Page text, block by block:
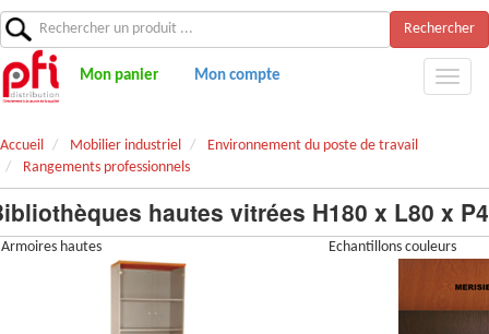
Rechercher
Mon panier Mon compte
Accueil Mobilier industriel
Environnement du poste de travail
Rangements professionnels
hautes vitrées H180 x L80 x
Armoires hautes Echantillons couleurs